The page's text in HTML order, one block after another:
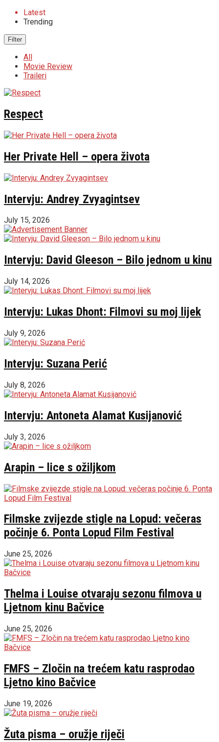
Latest
Trending
Filter
All
Movie Review
Traileri
Respect
Her Private Hell – opera života
Intervju: Andrey Zvyagintsev
July 15, 2026
Intervju: David Gleeson – Bilo jednom u kinu
July 14, 2026
Intervju: Lukas Dhont: Filmovi su moj lijek
July 9, 2026
Intervju: Suzana Perić
July 8, 2026
Intervju: Antoneta Alamat Kusijanović
July 3, 2026
Arapin – lice s ožiljkom
Filmske zvijezde stigle na Lopud: večeras
počinje 6. Ponta Lopud Film Festival
June 25, 2026
Thelma i Louise otvaraju sezonu filmova u
Ljetnom kinu Bačvice
June 25, 2026
FMFS – Zločin na trećem katu rasprodao
Ljetno kino Bačvice
June 19, 2026
Žuta pisma – oružje riječi